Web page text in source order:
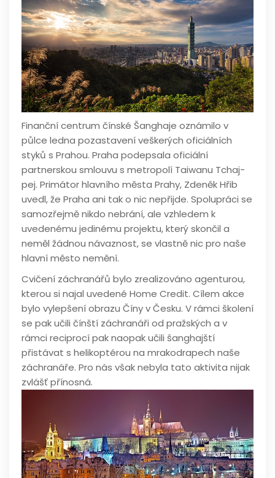
Finanční centrum čínské Šanghaje oznámilo v
půlce ledna pozastavení veškerých oficiálních
styků s Prahou. Praha podepsala oficiální
partnerskou smlouvu s metropolí Taiwanu Tchaj-
pej. Primátor hlavního města Prahy, Zdeněk Hřib
uvedl, že Praha ani tak o nic nepřijde. Spolupráci se
samozřejmě nikdo nebrání, ale vzhledem k
uvedenému jedinému projektu, který skončil a
neměl žádnou návaznost, se vlastně nic pro naše
hlavní město nemění.
Cvičení záchranářů bylo zrealizováno agenturou,
kterou si najal uvedené Home Credit. Cílem akce
bylo vylepšení obrazu Číny v Česku. V rámci školení
se pak učili čínští záchranáři od pražských a v
rámci reciprocí pak naopak učili šanghajští
přistávat s helikoptérou na mrakodrapech naše
záchranáře. Pro nás však nebyla tato aktivita nijak
zvlášť přínosná.